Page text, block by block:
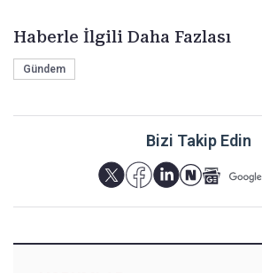
Haberle İlgili Daha Fazlası
Gündem
Bizi Takip Edin